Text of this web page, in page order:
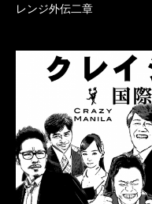
レンジ外伝二章